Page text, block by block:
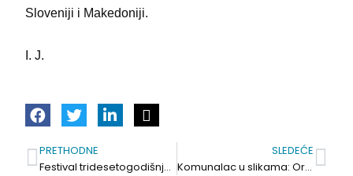
Sloveniji i Makedoniji.
I. J.
Prev
PRETHODNE
Festival tridesetogodišnjeg prijateljstva, „SR-MA“ u Kovinu
SLEDEĆE
Komunalac u slikama: Orezivanje granja, radovi na mreži, izgradnja šahte…